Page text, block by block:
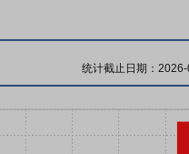
统计截止日期：